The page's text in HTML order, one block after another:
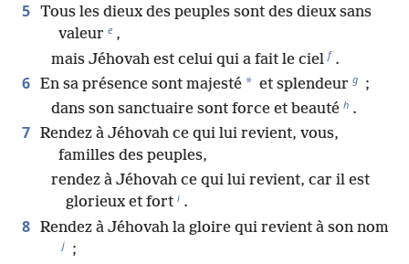
5 Tous les dieux des peuples sont des dieux sans
valeur e ,
mais Jéhovah est celui qui a fait le ciel f .
6 En sa présence sont majesté * et splendeur g ;
dans son sanctuaire sont force et beauté h .
7 Rendez à Jéhovah ce qui lui revient, vous,
familles des peuples,
rendez à Jéhovah ce qui lui revient, car il est
glorieux et fort i .
8 Rendez à Jéhovah la gloire qui revient à son nom
j ;